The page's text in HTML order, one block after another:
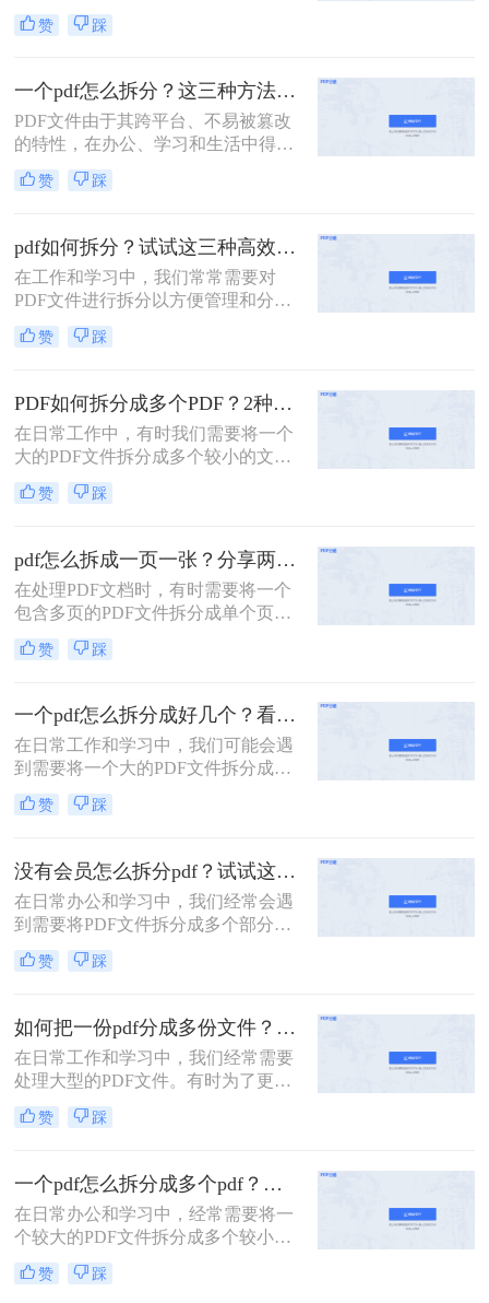
要将一个大的PDF文档拆分成多个小
部分，以便于阅读、编辑或共享。那
单实用的PDF拆分方法。
赞 踩
一个pdf怎么拆分？这三种方法教你轻松拆分！
PDF文件由于其跨平台、不易被篡改
的特性，在办公、学习和生活中得到
了广泛的应用。然而，有时候一个大
型的PDF文件可能包含多个章节或不
拆分成多个小文件，以便更好地管理
和使用。那么一个PDF怎么拆分呢？
本文将介绍三种拆分PDF文件的方
法，帮助读者轻松实现PDF的拆分操
作。
赞 踩
pdf如何拆分？试试这三种高效靠谱拆分方法!
在工作和学习中，我们常常需要对
PDF文件进行拆分以方便管理和分
享。无论是为了减少文件大小以便于
传输，还是为了提取特定页面用于报
技巧都是非常有帮助的。那么pdf如何
拆分呢？本文将介绍三种简单且实用
的方法来拆分PDF文件。
赞 踩
PDF如何拆分成多个PDF？2种高效方法详解分享
在日常工作中，有时我们需要将一个
大的PDF文件拆分成多个较小的文
件，以便更好地管理和使用。无论是
为了便于共享、减少文件大小还是针
技巧都是非常有用的。那么PDF如何
拆分成多个PDF呢？本文将介绍两种
简单且高效的PDF拆分方法。
赞 踩
pdf怎么拆成一页一张？分享两种常用的拆分方法！
在处理PDF文档时，有时需要将一个
包含多页的PDF文件拆分成单个页面
的PDF文件。那么pdf怎么拆成一页一
张呢？本文将介绍两种常用的拆分
赞 踩
一个pdf怎么拆分成好几个？看看下面的二种方法！
在日常工作和学习中，我们可能会遇
到需要将一个大的PDF文件拆分成多
个较小文件的情况。例如，为了便于
共享、减少文件大小或是针对特定页
常有用的。那么一个pdf怎么拆分成好
几个呢？本文将详细介绍两种常见的
PDF拆分方法。
赞 踩
没有会员怎么拆分pdf？试试这二种拆分方法！
在日常办公和学习中，我们经常会遇
到需要将PDF文件拆分成多个部分的
情况。然而，许多PDF处理工具都需
要会员权限才能使用拆分功能。那么
两种无需会员权限即可拆分PDF的方
法，帮助您轻松应对这一需求。
赞 踩
如何把一份pdf分成多份文件？这3种拆分小妙招了解下！
在日常工作和学习中，我们经常需要
处理大型的PDF文件。有时为了更便
于查阅或分享，我们可能需要将这些
文件拆分成多个小部分。那么如何把
三种高效的PDF文件拆分方法，帮助
您轻松完成文件拆分任务。
赞 踩
一个pdf怎么拆分成多个pdf？教你3招轻松拆分！
在日常办公和学习中，经常需要将一
个较大的PDF文件拆分成多个较小的
PDF文件，以便于分享、管理或打
印。那么一个pdf怎么拆分成多个pdf
赞 踩